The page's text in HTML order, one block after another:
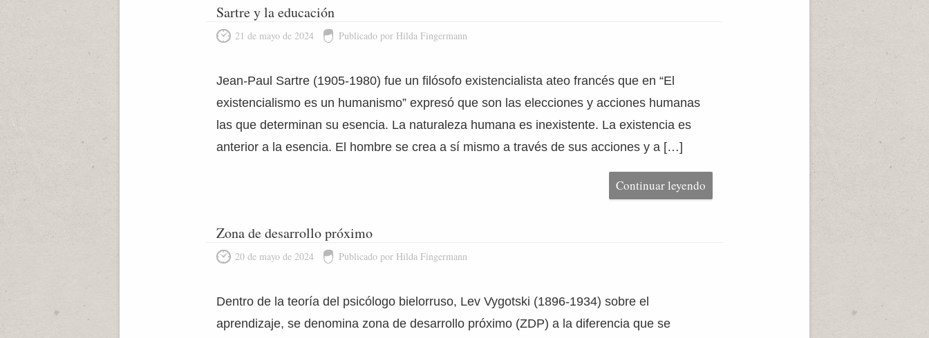
Sartre y la educación
21 de mayo de 2024 Publicado por Hilda Fingermann
Jean-Paul Sartre (1905-1980) fue un filósofo existencialista ateo francés que en “El
existencialismo es un humanismo” expresó que son las elecciones y acciones humanas
las que determinan su esencia. La naturaleza humana es inexistente. La existencia es
anterior a la esencia. El hombre se crea a sí mismo a través de sus acciones y a […]
Continuar leyendo
Zona de desarrollo próximo
20 de mayo de 2024 Publicado por Hilda Fingermann
Dentro de la teoría del psicólogo bielorruso, Lev Vygotski (1896-1934) sobre el
aprendizaje, se denomina zona de desarrollo próximo (ZDP) a la diferencia que se